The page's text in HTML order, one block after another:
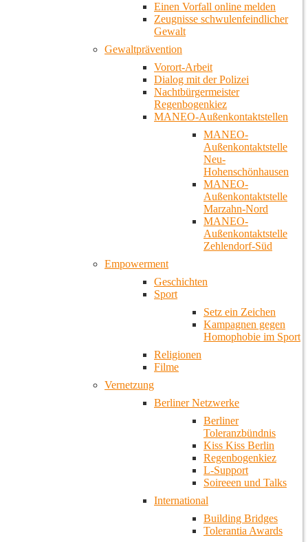
Einen Vorfall online melden
Zeugnisse schwulenfeindlicher
Gewalt
Gewaltprävention
Vorort-Arbeit
Dialog mit der Polizei
Nachtbürgermeister
Regenbogenkiez
MANEO-Außenkontaktstellen
MANEO-
Außenkontaktstelle
Neu-
Hohenschönhausen
MANEO-
Außenkontaktstelle
Marzahn-Nord
MANEO-
Außenkontaktstelle
Zehlendorf-Süd
Empowerment
Geschichten
Sport
Setz ein Zeichen
Kampagnen gegen
Homophobie im Sport
Religionen
Filme
Vernetzung
Berliner Netzwerke
Berliner
Toleranzbündnis
Kiss Kiss Berlin
Regenbogenkiez
L-Support
Soireeen und Talks
International
Building Bridges
Tolerantia Awards